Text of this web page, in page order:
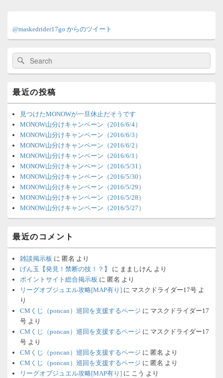
ン
サ
バ
ィ
ジ
ェ
ッ
ア
@maskedrider17go からのツイート
検
索:
検
索
最近の投稿
見つけたMONOWが一旦休止だそうです
MONOW山分けキャンペーン（2016/6/4）
MONOW山分けキャンペーン（2016/6/3）
MONOW山分けキャンペーン（2016/6/2）
MONOW山分けキャンペーン（2016/6/1）
MONOW山分けキャンペーン（2016/5/31）
MONOW山分けキャンペーン（2016/5/30）
MONOW山分けキャンペーン（2016/5/29）
MONOW山分けキャンペーン（2016/5/28）
MONOW山分けキャンペーン（2016/5/27）
最近のコメント
雑談掲示板 に 匿名 より
げん玉【発見！禁断の技！？】
に まましけん より
ポイントサイト総合掲示板 に 匿名 より
リーグオブジュエル攻略[MAP有り] に マスクドライダー17号 よ
り
CMくじ（poncan）巡回を支援するページ に マスクドライダー17
号 より
CMくじ（poncan）巡回を支援するページ に マスクドライダー17
号 より
CMくじ（poncan）巡回を支援するページ に 匿名 より
CMくじ（poncan）巡回を支援するページ に 匿名 より
リーグオブジュエル攻略[MAP有り] に こう より